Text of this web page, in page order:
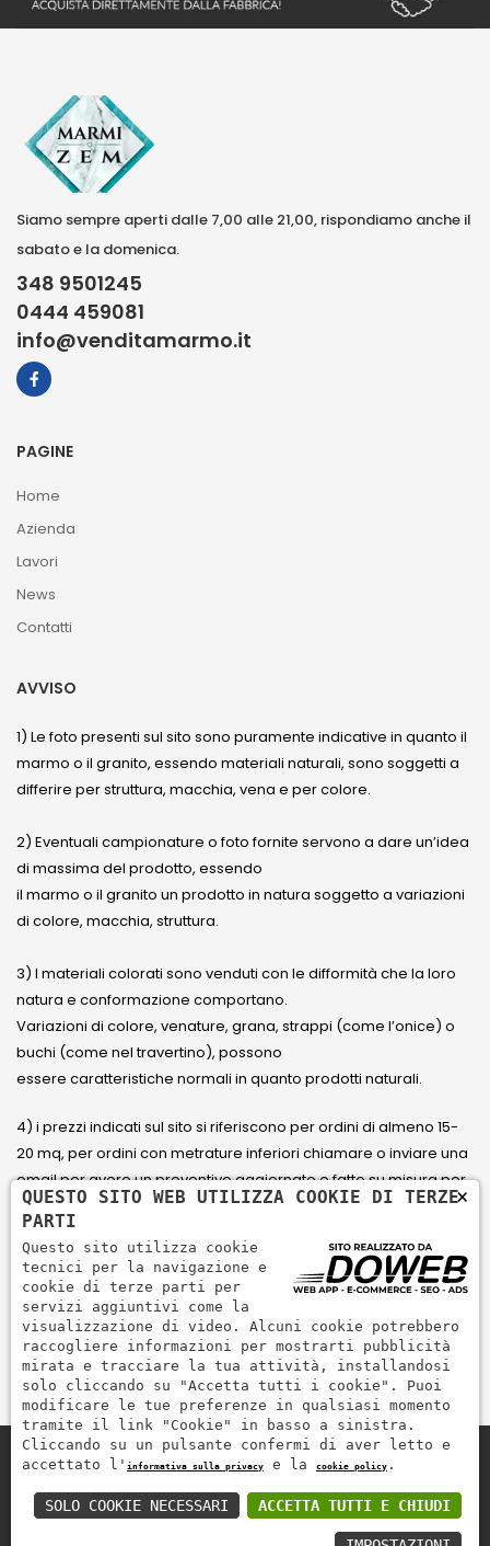
Siamo sempre aperti dalle 7,00 alle 21,00, rispondiamo anche il
sabato e la domenica.
348 9501245
0444 459081
info@venditamarmo.it
PAGINE
Home
Azienda
Lavori
News
Contatti
AVVISO
1) Le foto presenti sul sito sono puramente indicative in quanto il
marmo o il granito, essendo materiali naturali, sono soggetti a
differire per struttura, macchia, vena e per colore.
2) Eventuali campionature o foto fornite servono a dare un’idea
di massima del prodotto, essendo
il marmo o il granito un prodotto in natura soggetto a variazioni
di colore, macchia, struttura.
3) I materiali colorati sono venduti con le difformità che la loro
natura e conformazione comportano.
Variazioni di colore, venature, grana, strappi (come l’onice) o
buchi (come nel travertino), possono
essere caratteristiche normali in quanto prodotti naturali.
4) i prezzi indicati sul sito si riferiscono per ordini di almeno 15-
20 mq, per ordini con metrature inferiori chiamare o inviare una
email per avere un preventivo aggiornato e fatto su misura per
il cliente.
5) Paga con Carta di credito Visa, Visa Electron, Maestro,
Mastercard tramite il circuito PayPal. PayPal serve per pagare,
inviare denaro e accettare pagamenti in modo rapido,
semplice e sicuro.
Zem Marmi P.I. 03463990246
Paga in modo sicuro con
×
QUESTO SITO WEB UTILIZZA COOKIE DI TERZE
PARTI
Questo sito utilizza cookie
tecnici per la navigazione e
cookie di terze parti per
servizi aggiuntivi come la
visualizzazione di video. Alcuni cookie potrebbero
raccogliere informazioni per mostrarti pubblicità
mirata e tracciare la tua attività, installandosi
solo cliccando su "Accetta tutti i cookie". Puoi
modificare le tue preferenze in qualsiasi momento
tramite il link "Cookie" in basso a sinistra.
Cliccando su un pulsante confermi di aver letto e
accettato l' informativa sulla privacy e la cookie policy .
ACCETTA TUTTI E CHIUDI
SOLO COOKIE NECESSARI